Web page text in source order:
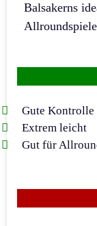
Balsakerns
Gute Kontrolle
Extrem leicht
Gut für